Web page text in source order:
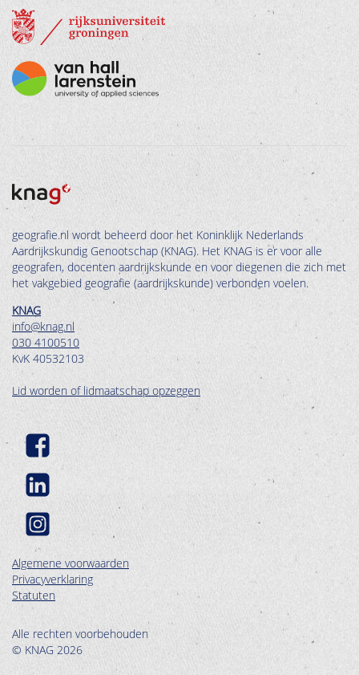
geografie.nl wordt beheerd door het Koninklijk Nederlands
Aardrijkskundig Genootschap (KNAG). Het KNAG is er voor alle
geografen, docenten aardrijkskunde en voor diegenen die zich met
het vakgebied geografie (aardrijkskunde) verbonden voelen.
KNAG
info@knag.nl
030 4100510
KvK 40532103
Lid worden of lidmaatschap opzeggen
Algemene voorwaarden
Privacyverklaring
Statuten
Alle rechten voorbehouden
© KNAG 2026